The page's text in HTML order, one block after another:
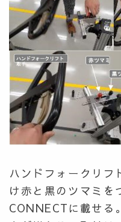
ハンドフォークリフ
け赤と黒のツマミ
CONNECTに載せる